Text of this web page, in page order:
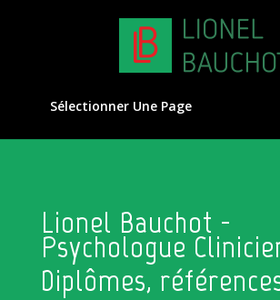
Sélectionner Une Page
Lionel Bauchot -
Psychologue
Diplômes,